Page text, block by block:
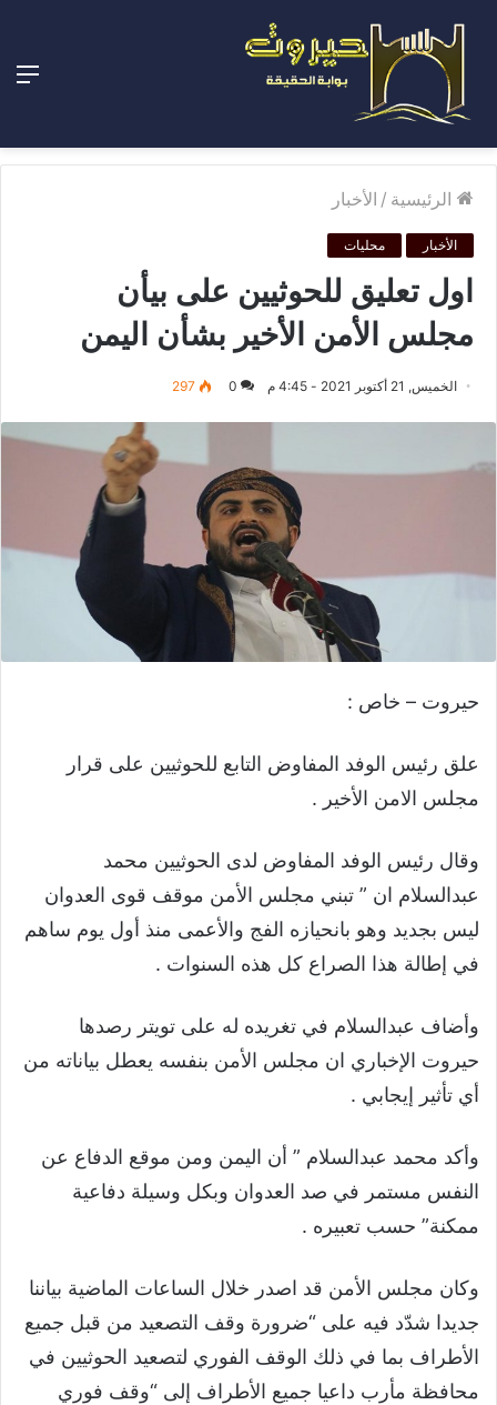
الرئيسية / الأخبار
الأخبار محليات
اول تعليق للحوثيين على بيأن
مجلس الأمن الأخير بشأن اليمن
الخميس, 21 أكتوبر 2021 - 4:45 م 0
297
حيروت – خاص :
علق رئيس الوفد المفاوض التابع للحوثيين على قرار
مجلس الامن الأخير .
وقال رئيس الوفد المفاوض لدى الحوثيين محمد
عبدالسلام ان ” ‏تبني مجلس الأمن موقف قوى العدوان
ليس بجديد وهو بانحيازه الفج والأعمى منذ أول يوم ساهم
في إطالة هذا الصراع كل هذه السنوات .
وأضاف عبدالسلام في تغريده له على تويتر رصدها
حيروت الإخباري ان مجلس الأمن بنفسه يعطل بياناته من
أي تأثير إيجابي .
وأكد محمد عبدالسلام ” أن اليمن ومن موقع الدفاع عن
النفس مستمر في صد العدوان وبكل وسيلة دفاعية
ممكنة” حسب تعبيره .
وكان مجلس الأمن قد اصدر خلال الساعات الماضية بياننا
جديدا شدّد فيه على “ضرورة وقف التصعيد من قبل جميع
الأطراف بما في ذلك الوقف الفوري لتصعيد الحوثيين في
محافظة مأرب داعيا جميع الأطراف إلى “وقف فوري